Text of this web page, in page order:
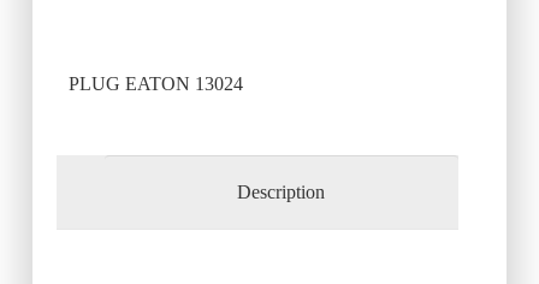
PLUG EATON 13024
Description